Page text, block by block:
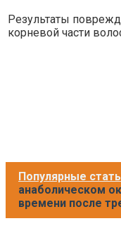
Результаты
корневой части
Популярные
анаболическом
времени после